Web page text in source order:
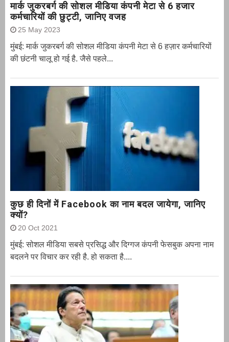
मार्क जुकरबर्ग की सोशल मीडिया कंपनी मेटा से 6 हजार
कर्मचारियों की छुट्टी, जानिए वजह
25 May 2023
मुंबई: मार्क जुकरबर्ग की सोशल मीडिया कंपनी मेटा से 6 हज़ार कर्मचारियों
की छंटनी चालू हो गई है. जैसे पहले...
कुछ ही दिनों में Facebook का नाम बदल जायेगा, जानिए
क्यों?
20 Oct 2021
मुंबई: सोशल मीडिया सबसे प्रसिद्ध और दिग्गज कंपनी फेसबुक अपना नाम
बदलने पर विचार कर रही है. हो सकता है....